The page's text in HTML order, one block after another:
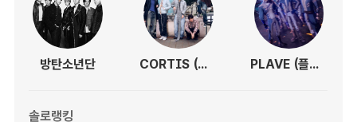
방탄소년단 CORTIS (코르티스) PLAVE (플레이브)
솔로랭킹